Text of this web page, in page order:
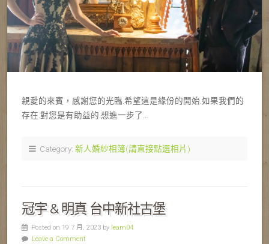
親愛的來賓，感謝您的光臨.希望這是緣份的開始.如果我們的
存在.對您是有助益的.想進一步了…
Category: 新人婚紗相簿(請直接點選相片)
冠宇 & 明真 台中新社古堡
Posted on 19 7 月, 2023 by learn04
Leave a Comment